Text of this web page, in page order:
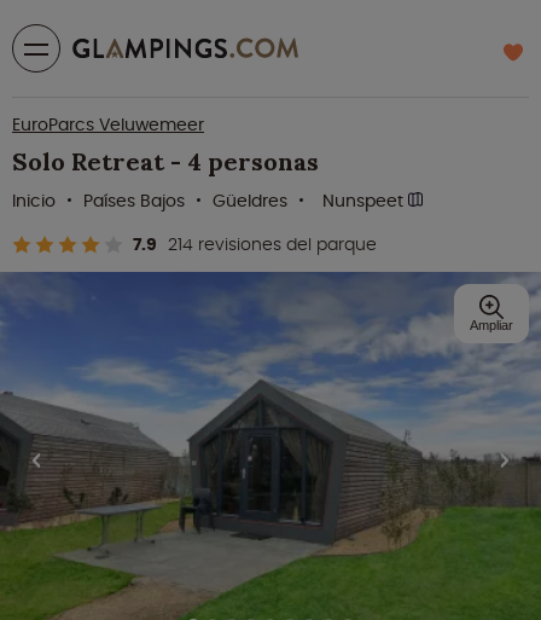
EuroParcs Veluwemeer
Solo Retreat - 4 personas
7.9 214 revisiones del parque
Inicio Países Bajos Güeldres Nunspeet
Ampliar